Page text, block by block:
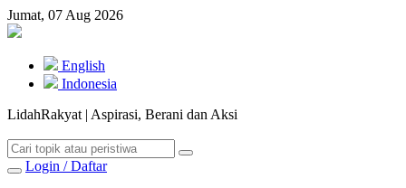
Jumat, 07 Aug 2026
English
Indonesia
LidahRakyat | Aspirasi, Berani dan Aksi
Login / Daftar